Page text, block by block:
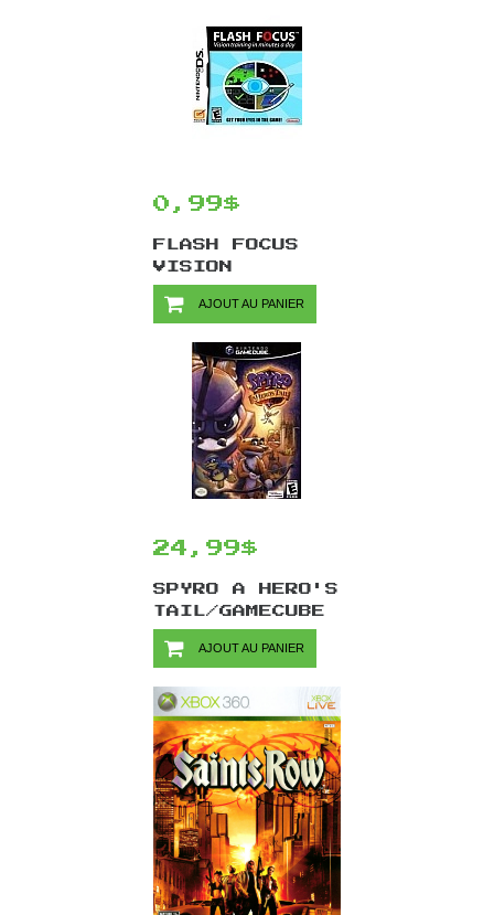
0,99$
FLASH FOCUS
VISION
TRAINING/DS
AJOUT AU PANIER
24,99$
SPYRO A HERO'S
TAIL/GAMECUBE
AJOUT AU PANIER